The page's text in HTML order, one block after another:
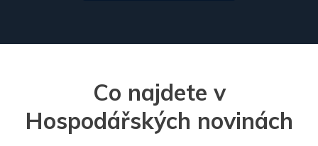
Co najdete v
Hospodářských novinách